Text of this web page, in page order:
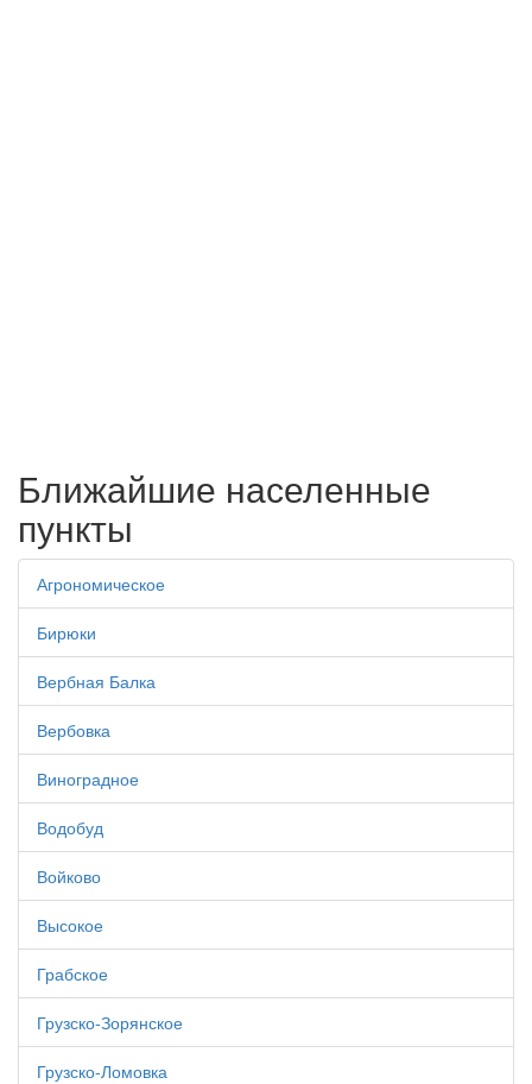
Ближайшие населенные
пункты
Агрономическое
Бирюки
Вербная Балка
Вербовка
Виноградное
Водобуд
Войково
Высокое
Грабское
Грузско-Зорянское
Грузско-Ломовка